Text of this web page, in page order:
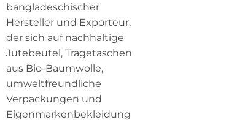
bangladeschischer
Hersteller und Exporteur,
der sich auf nachhaltige
Jutebeutel, Tragetaschen
aus Bio-Baumwolle,
umweltfreundliche
Verpackungen und
Eigenmarkenbekleidung